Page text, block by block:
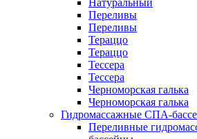
Натуральный
Переливы
Переливы
Тераццо
Тераццо
Тессера
Тессера
Черноморская галька
Черноморская галька
Гидромассажные СПА-
Переливные